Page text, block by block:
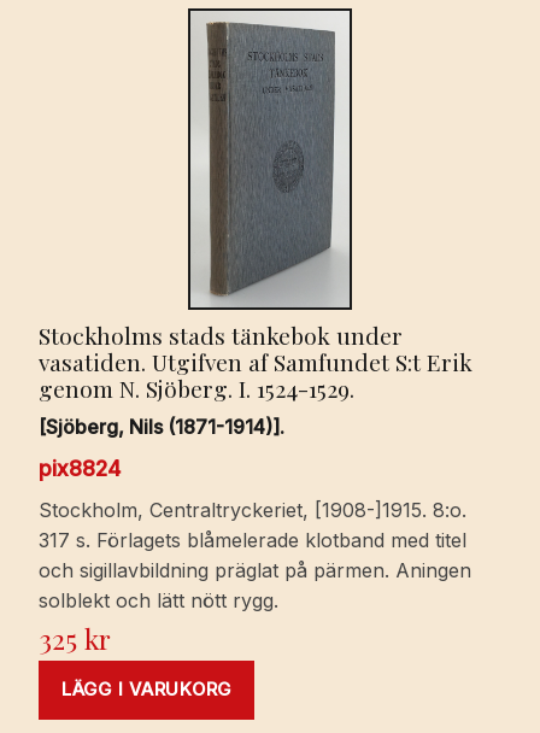
Stockholms stads tänkebok under
vasatiden. Utgifven af Samfundet S:t Erik
genom N. Sjöberg. I. 1524-1529.
[Sjöberg, Nils (1871-1914)].
pix8824
Stockholm, Centraltryckeriet, [1908-]1915. 8:o.
317 s. Förlagets blåmelerade klotband med titel
och sigillavbildning präglat på pärmen. Aningen
solblekt och lätt nött rygg.
325kr
LÄGG I VARUKORG